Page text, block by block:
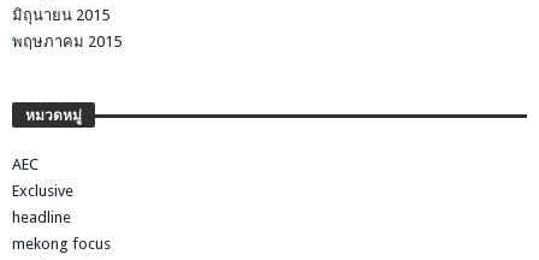
มิถุนายน 2015
พฤษภาคม 2015
หมวดหมู่
AEC
Exclusive
headline
mekong focus